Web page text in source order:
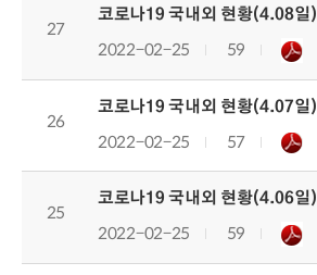
27
코로나19 국내외 현황(4.08일)
2022-02-25
59
26
코로나19 국내외 현황(4.07일)
2022-02-25
57
25
코로나19 국내외 현황(4.06일)
2022-02-25
59